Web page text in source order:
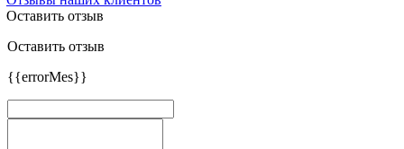
Оставить отзыв
Оставить отзыв
{{errorMes}}